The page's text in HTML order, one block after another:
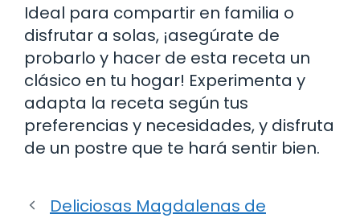
Ideal para compartir en familia o
disfrutar a solas, ¡asegúrate de
probarlo y hacer de esta receta un
clásico en tu hogar! Experimenta y
adapta la receta según tus
preferencias y necesidades, y disfruta
de un postre que te hará sentir bien.
Deliciosas Magdalenas de